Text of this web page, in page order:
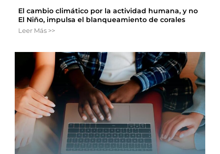
El cambio climático por la actividad humana, y no
El Niño, impulsa el blanqueamiento de corales
Leer Más >>